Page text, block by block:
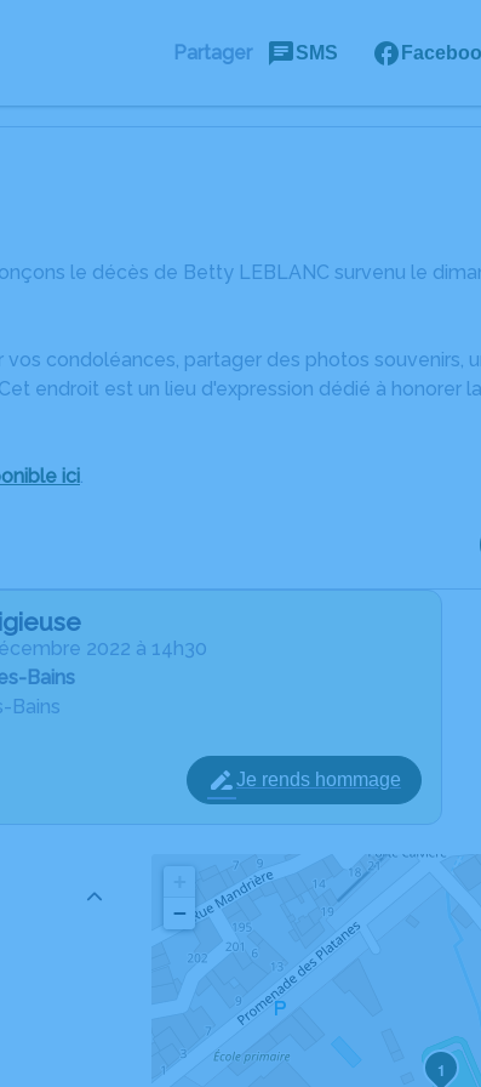
Partager SMS
le décès de Betty LEBLANC survenu le
condoléances, partager des photos souvenirs,
endroit est un lieu d'expression dédié à honorer
ici.
2022 à 14h30
Bains
Bains
Je rends hommage
1
−